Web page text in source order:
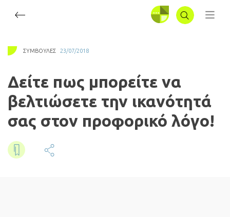
ΣΥΝΔΕΣΗ
ΣΥΜΒΟΥΛΈΣ 23/07/2018
Δείτε πως μπορείτε να
βελτιώσετε την ικανότητά
σας στον προφορικό λόγο!